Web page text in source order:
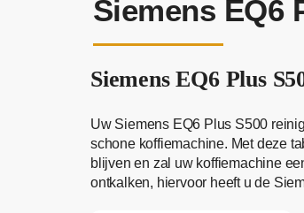
Siemens EQ6
Siemens EQ6 Plus
Uw Siemens EQ6 Plus S500
schone koffiemachine. Met deze
blijven en zal uw koffiemachine
ontkalken, hiervoor heeft u de